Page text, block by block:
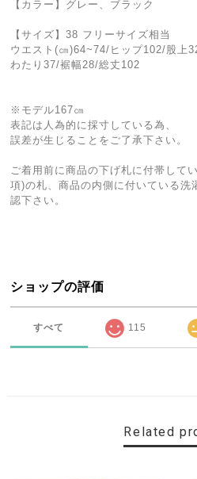
【カラー】グレー、ブラック
【サイズ】38 フリーサイズ相当
ウエスト(㎝)64~74/ヒップ102/股上
わたり37/裾幅28/総丈102
※モデル167㎝
表記は人為的に採寸している為、
誤差が生じることをご了承下さい。
ご着用前に商品の下げ札に付帯して
項)の札、商品の内側に付いている洗
認下さい。
ショップの評価
すべて 115
Related